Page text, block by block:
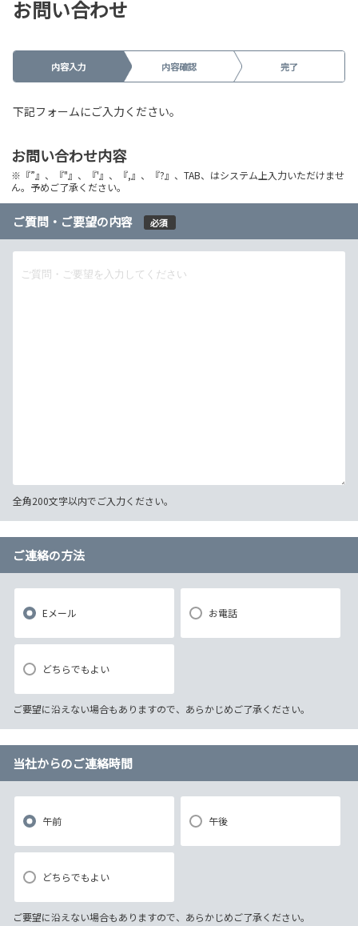
お問い合わせ
内容入力 内容確認 完了
下記フォームにご入力ください。
お問い合わせ内容
※『”』、『"』、『'』、『,』、『?』、TAB、はシステム上入力いただけませ
ん。予めご了承ください。
ご質問・ご要望の内容 必須
全角200文字以内でご入力ください。
ご連絡の方法
Eメール お電話
どちらでもよい
ご要望に沿えない場合もありますので、あらかじめご了承ください。
当社からのご連絡時間
午前 午後
どちらでもよい
ご要望に沿えない場合もありますので、あらかじめご了承ください。